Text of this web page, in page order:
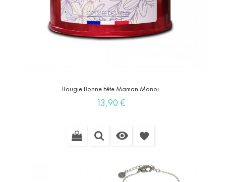
Bougie Bonne Fête Maman Monoï
Prix
13,90 €
 favorite